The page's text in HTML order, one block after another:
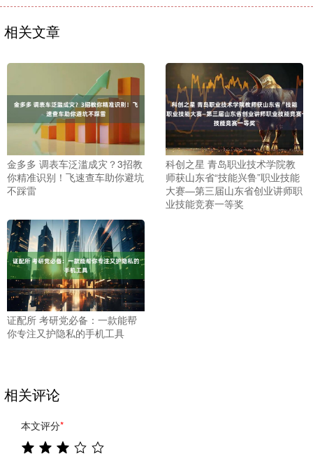
相关文章
金多多 调表车泛滥成灾？3招教
你精准识别！飞速查车助你避坑
不踩雷
科创之星 青岛职业技术学院教
师获山东省“技能兴鲁”职业技能
大赛—第三届山东省创业讲师职
业技能竞赛一等奖
证配所 考研党必备：一款能帮
你专注又护隐私的手机工具
相关评论
本文评分*